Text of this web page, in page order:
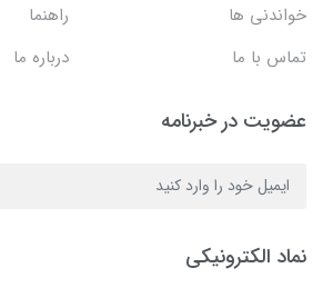
خواندنی ها
راهنما
تماس با ما
درباره ما
عضویت در خبرنامه
نماد الکترونیکی